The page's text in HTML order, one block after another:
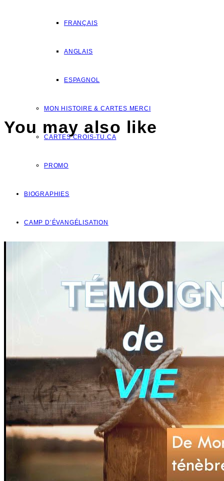
FRANÇAIS
ANGLAIS
ESPAGNOL
MON HISTOIRE & CARTES MERCI
CARTES CROIS-TU.CA
PROMO
BIOGRAPHIES
CAMP D’ÉVANGÉLISATION
NOUS JOINDRE
VOTRE QUESTION?
You may also like